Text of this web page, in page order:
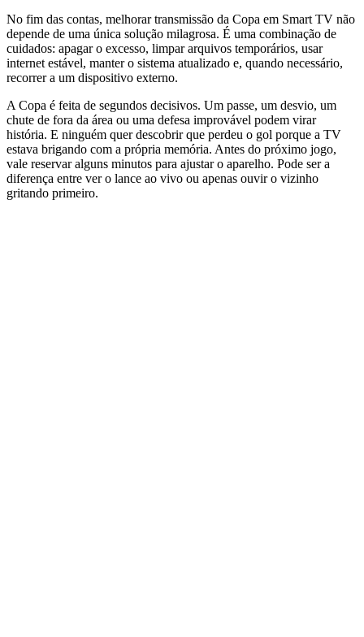
No fim das contas, melhorar transmissão da Copa em Smart TV não
depende de uma única solução milagrosa. É uma combinação de
cuidados: apagar o excesso, limpar arquivos temporários, usar
internet estável, manter o sistema atualizado e, quando necessário,
recorrer a um dispositivo externo.
A Copa é feita de segundos decisivos. Um passe, um desvio, um
chute de fora da área ou uma defesa improvável podem virar
história. E ninguém quer descobrir que perdeu o gol porque a TV
estava brigando com a própria memória. Antes do próximo jogo,
vale reservar alguns minutos para ajustar o aparelho. Pode ser a
diferença entre ver o lance ao vivo ou apenas ouvir o vizinho
gritando primeiro.